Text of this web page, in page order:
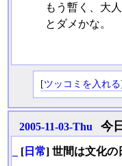
もう暫く、大
とダメかな。
[ツッコミを入れる
2005-11-03-Thu 今
[ 日常] 世間は文化の